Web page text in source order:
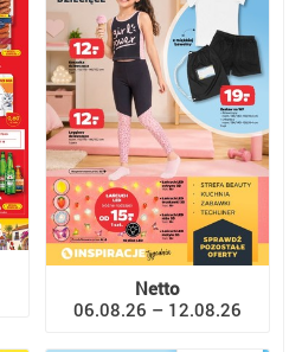
Netto
06.08.26 – 12.08.26